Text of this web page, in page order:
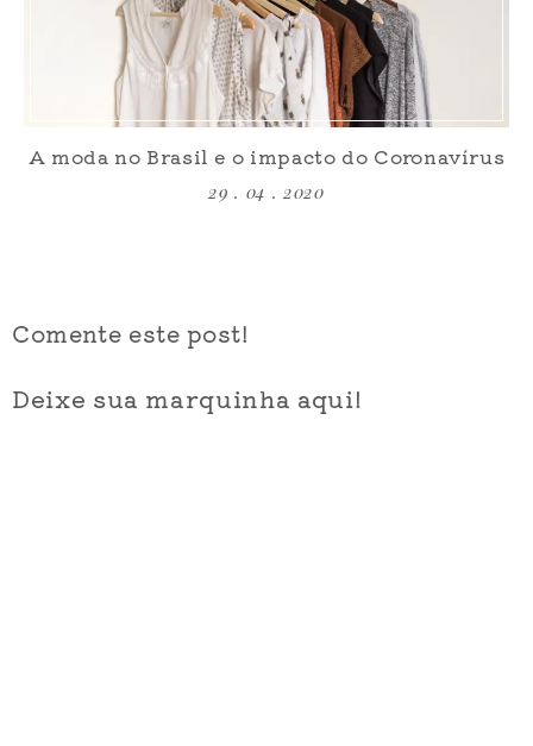
A moda no Brasil e o impacto do Coronavírus
29 . 04 . 2020
Comente este post!
Deixe sua marquinha aqui!